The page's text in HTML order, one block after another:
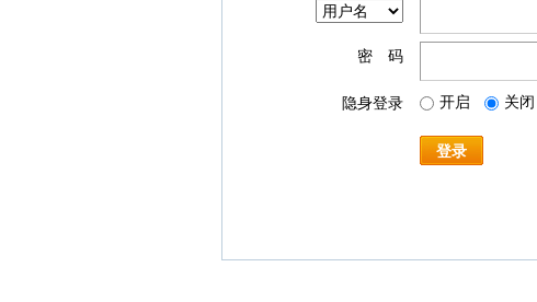
密 码
隐身登录 开启 关闭
登录